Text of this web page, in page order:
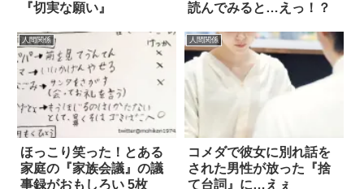
『切実な願い』
読んでみると…えっ！？
人間関係
ほっこり笑った！とある
家庭の『家族会議』の議
事録がおもしろい 5枚
人間関係
コメダで彼女に別れ話を
された男性が放った『捨
て台詞』に…えぇ